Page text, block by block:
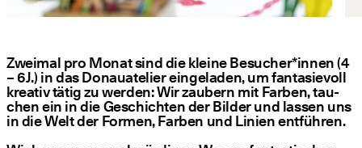
Zwei­mal pro Monat sind die klei­ne Besucher*innen (4
– 6J.) in das Donau­ate­lier ein­ge­la­den, um fan­ta­sie­voll
krea­tiv tätig zu wer­den: Wir zau­bern mit Far­ben, tau­
chen ein in die Geschich­ten der Bil­der und las­sen uns
in die Welt der For­men, Far­ben und Lini­en ent­füh­ren.